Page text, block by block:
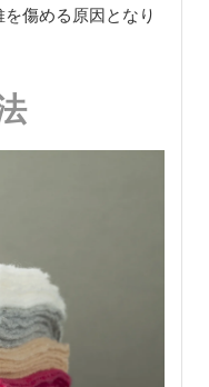
傷める原因となり